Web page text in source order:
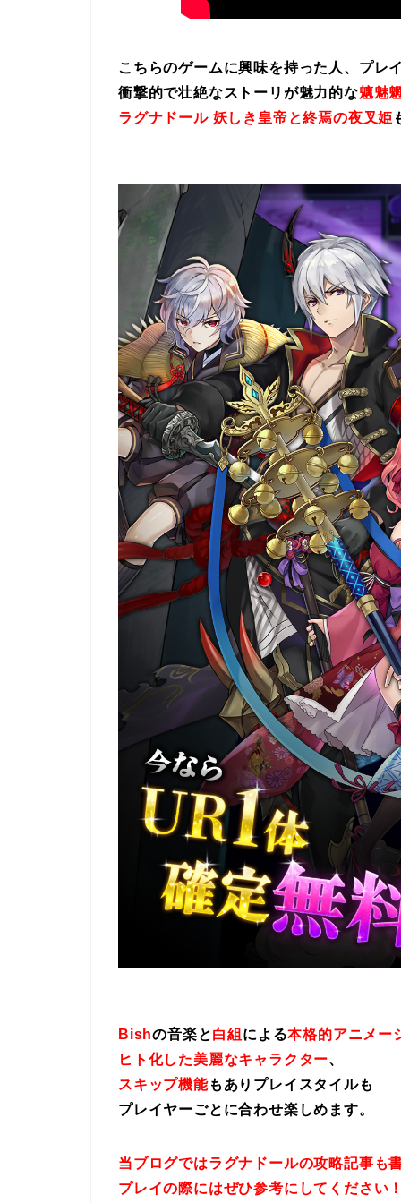
こちらのゲームに興味を持った人、プレ
衝撃的で壮絶なストーリが魅力的な魑魅
ラグナドール 妖しき皇帝と終焉の夜叉姫
Bishの音楽と白組 による本格的アニメー
ヒト化した美麗なキャラクター、
スキップ機能もありプレイスタイルも
プレイヤーごとに合わせ楽しめます。
当ブログではラグナドールの攻略記事も
プレイの際にはぜひ参考にしてください